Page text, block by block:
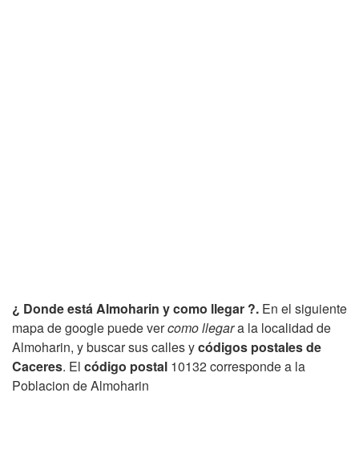
¿ Donde está Almoharin y como llegar ?. En el siguiente
mapa de google puede vercomo llegara la localidad de
Almoharin, y buscar sus calles ycódigos postales de
Caceres. El código postal 10132 corresponde a la
Poblacion de Almoharin